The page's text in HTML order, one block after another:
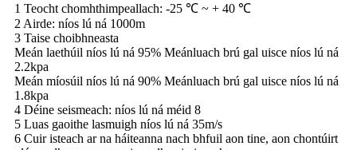
1 Teocht chomhthimpeallach: -25 ℃ ~ + 40 ℃
2 Airde: níos lú ná 1000m
3 Taise choibhneasta
Meán laethúil níos lú ná 95% Meánluach brú gal uisce níos lú ná
2.2kpa
Meán míosúil níos lú ná 90% Meánluach brú gal uisce níos lú ná
1.8kpa
4 Déine seismeach: níos lú ná méid 8
5 Luas gaoithe lasmuigh níos lú ná 35m/s
6 Cuir isteach ar na háiteanna nach bhfuil aon tine, aon chontúirt